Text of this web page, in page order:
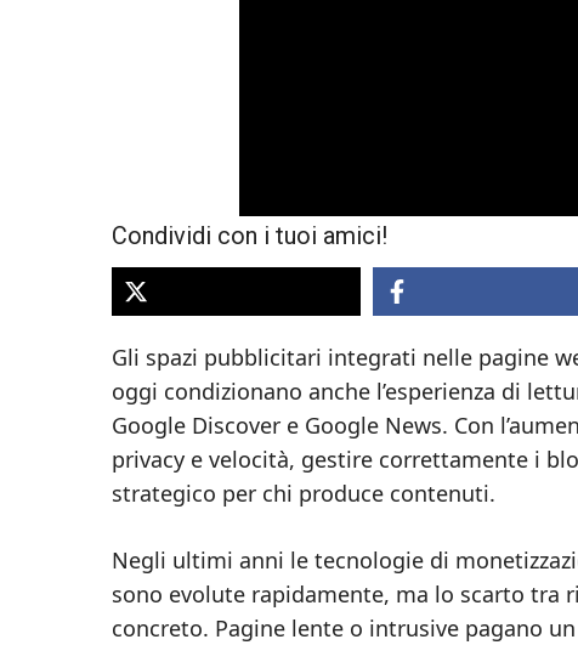
Condividi con i tuoi amici!
Gli spazi pubblicitari integrati nelle pagine
oggi condizionano anche l’esperienza di
Google Discover e Google News. Con
privacy e velocità, gestire correttamente i
strategico per chi produce contenuti.
Negli ultimi anni le tecnologie di
sono evolute rapidamente, ma lo scarto tra
concreto. Pagine lente o intrusive pagano